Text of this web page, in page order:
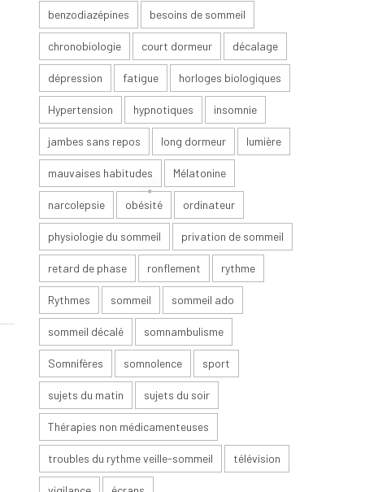
benzodiazépines besoins de sommeil
chronobiologie court dormeur décalage
dépression fatigue horloges biologiques
Hypertension hypnotiques insomnie
jambes sans repos long dormeur lumière
mauvaises habitudes Mélatonine
narcolepsie obésité ordinateur
physiologie du sommeil privation de sommeil
retard de phase ronflement rythme
Rythmes sommeil sommeil ado
sommeil décalé somnambulisme
Somnifères somnolence sport
sujets du matin sujets du soir
Thérapies non médicamenteuses
troubles du rythme veille-sommeil télévision